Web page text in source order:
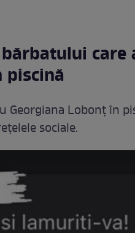
care
piscină
Georgiana Lobonț în
sociale.